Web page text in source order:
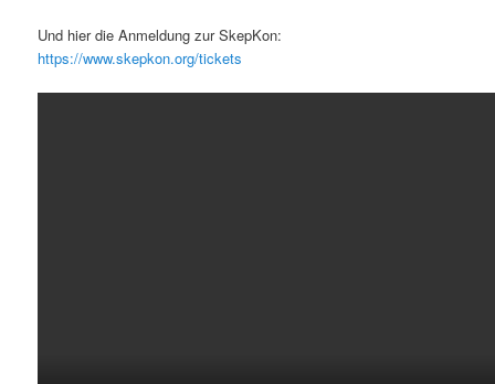
Und hier die Anmeldung zur SkepKon:
https://www.skepkon.org/tickets